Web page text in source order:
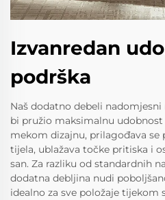
Izvanredan
podrška
Naš dodatno debeli
bi pružio maksimalnu
mekom dizajnu, prilagođava
tijela, ublažava točke pritiska i
san. Za razliku od standardnih
dodatna debljina nudi
idealno za sve položaje tijekom